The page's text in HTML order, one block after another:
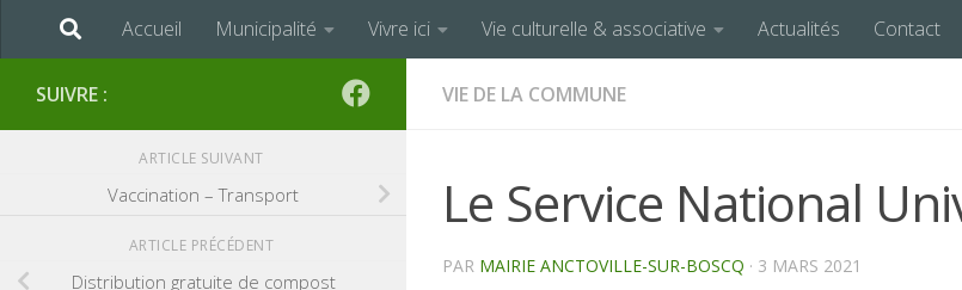
Accueil Municipalité Vivre ici Vie culturelle & associative Actualités Contact
VIE DE LA COMMUNE
Le Service National
PAR MAIRIE ANCTOVILLE-SUR-BOSCQ · 3 MARS 2021
SUIVRE :
ARTICLE SUIVANT
Vaccination – Transport
ARTICLE PRÉCÉDENT
Distribution gratuite de compost